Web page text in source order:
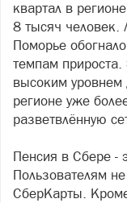
квартал в
8 тысяч человек.
Поморье
темпам
высоким уровнем
регионе уже
разветвлённую
Пенсия в Сбере -
Пользователям
СберКарты.